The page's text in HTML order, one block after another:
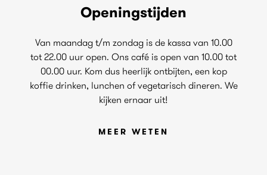
Openingstijden
Van maandag t/m zondag is de kassa van 10.00
tot 22.00 uur open. Ons café is open van 10.00 tot
00.00 uur. Kom dus heerlijk ontbijten, een kop
koffie drinken, lunchen of vegetarisch dineren. We
kijken ernaar uit!
MEER WETEN